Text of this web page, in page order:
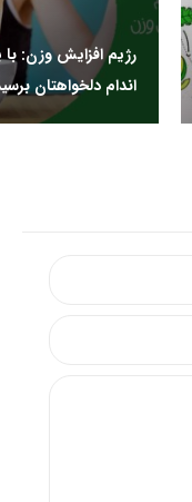
رژیم افزایش وزن:
اندام دلخواهتان